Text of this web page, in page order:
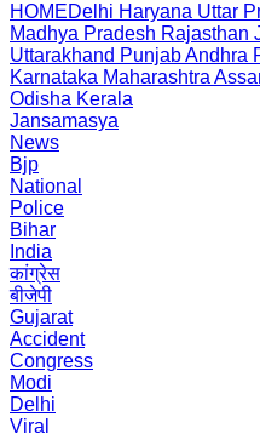
HOMEDelhi Haryana Uttar
Madhya Pradesh Rajasthan
Uttarakhand PunjabAndhra
Karnataka Maharashtra
Odisha Kerala
Jansamasya
News
Bjp
National
Police
Bihar
India
कांग्रेस
बीजेपी
Gujarat
Accident
Congress
Modi
Delhi
Viral